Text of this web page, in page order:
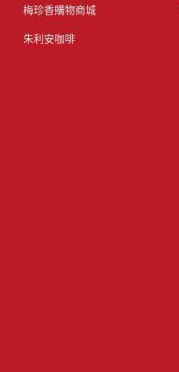
梅珍香購物商城
朱利安咖啡